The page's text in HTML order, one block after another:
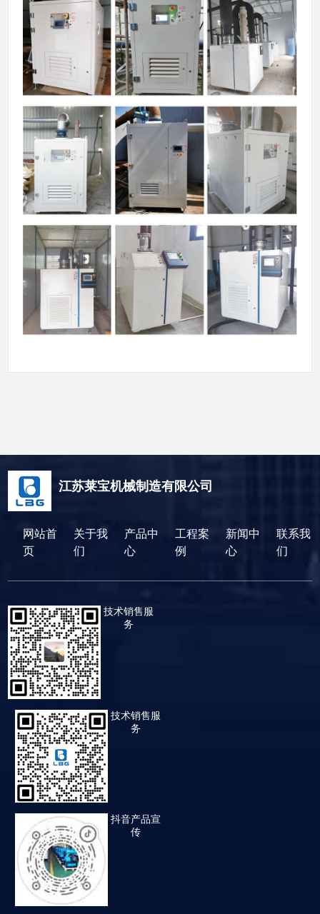
江苏莱宝机械制造有限公司
网站首
页
关于我
们
产品中
心
工程案
例
新闻中
心
联系我
们
技术销售服
务
技术销售服
务
抖音产品宣
传